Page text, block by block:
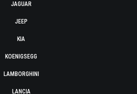
JAGUAR
JEEP
KIA
KOENIGSEGG
LAMBORGHINI
LANCIA